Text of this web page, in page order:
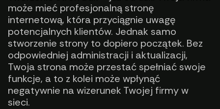
może mieć profesjonalną stronę
internetową, która przyciągnie uwagę
potencjalnych klientów. Jednak samo
stworzenie strony to dopiero początek. Bez
odpowiedniej administracji i aktualizacji,
Twoja strona może przestać spełniać swoje
funkcje, a to z kolei może wpłynąć
negatywnie na wizerunek Twojej firmy w
sieci.